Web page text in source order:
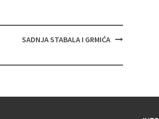
SADNJA STABALA I GRMIĆA